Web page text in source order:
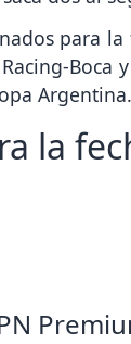
para
Boca
Argentina.
la